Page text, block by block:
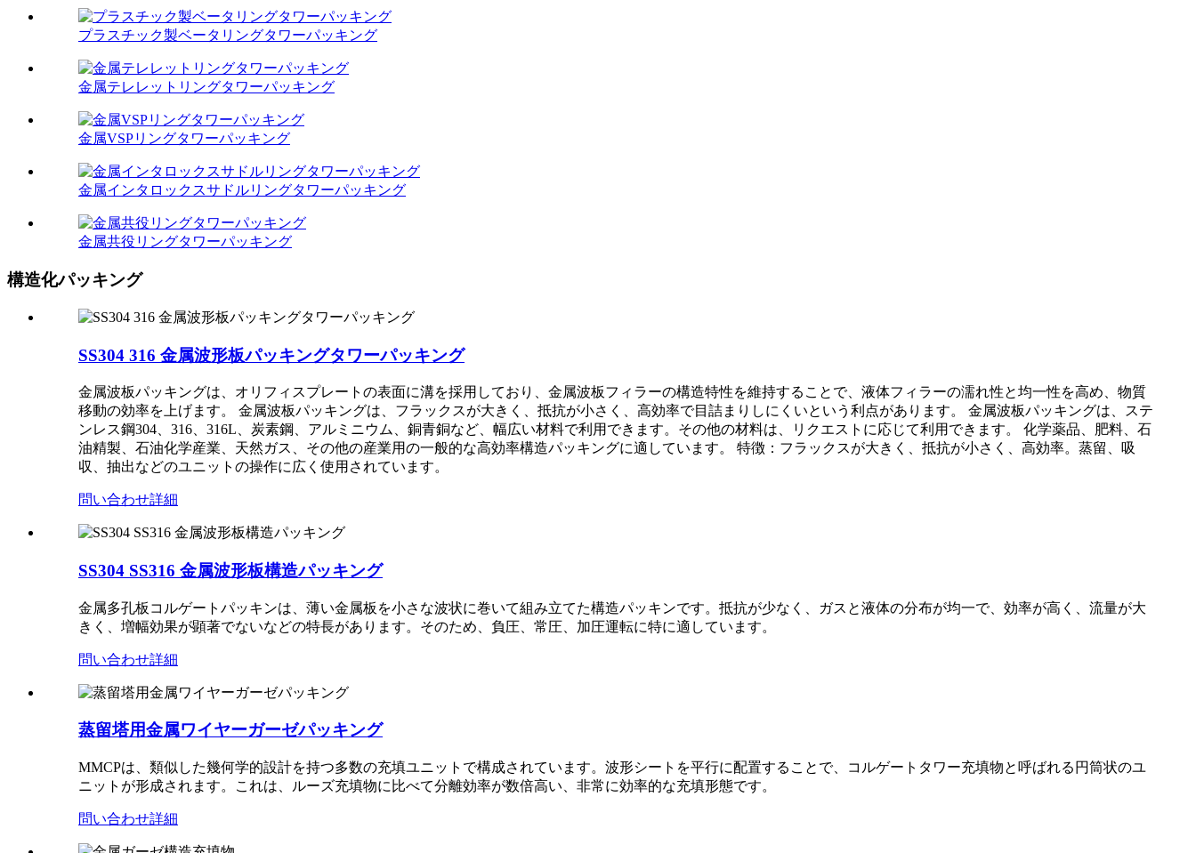
プラスチック製ベータリングタワーパッキング
金属テレレットリングタワーパッキング
金属VSPリングタワーパッキング
金属インタロックスサドルリングタワーパッキング
金属共役リングタワーパッキング
構造化パッキング
SS304 316 金属波形板パッキングタワーパッキング
金属波板パッキングは、オリフィスプレートの表面に溝を採用しており、金属波板フィラーの構造特性を維持することで、液体フィラーの濡れ性と均一性を高め、物質
移動の効率を上げます。 金属波板パッキングは、フラックスが大きく、抵抗が小さく、高効率で目詰まりしにくいという利点があります。 金属波板パッキングは、ステ
ンレス鋼304、316、316L、炭素鋼、アルミニウム、銅青銅など、幅広い材料で利用できます。その他の材料は、リクエストに応じて利用できます。 化学薬品、肥料、石
油精製、石油化学産業、天然ガス、その他の産業用の一般的な高効率構造パッキングに適しています。 特徴：フラックスが大きく、抵抗が小さく、高効率。蒸留、吸
収、抽出などのユニットの操作に広く使用されています。
問い合わせ詳細
SS304 SS316 金属波形板構造パッキング
金属多孔板コルゲートパッキンは、薄い金属板を小さな波状に巻いて組み立てた構造パッキンです。抵抗が少なく、ガスと液体の分布が均一で、効率が高く、流量が大
きく、増幅効果が顕著でないなどの特長があります。そのため、負圧、常圧、加圧運転に特に適しています。
問い合わせ詳細
蒸留塔用金属ワイヤーガーゼパッキング
MMCPは、類似した幾何学的設計を持つ多数の充填ユニットで構成されています。波形シートを平行に配置することで、コルゲートタワー充填物と呼ばれる円筒状のユ
ニットが形成されます。これは、ルーズ充填物に比べて分離効率が数倍高い、非常に効率的な充填形態です。
問い合わせ詳細